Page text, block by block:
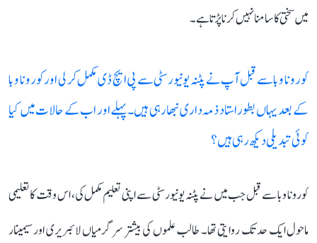
میں سختی کا سامنا نہیں کرنا پڑتا ہے۔
کورونا وبا سے قبل آپ نے پٹنہ یونیورسٹی سے پی ایچ ڈی مکمل کر لی اور کورونا وبا
کے بعد یہاں بطور استاد ذمہ داری نبھا رہی ہیں۔ پہلے اور اب کے حالات میں کیا
کوئی تبدیلی دیکھ رہی ہیں؟
کورونا وبا سے قبل جب میں نے پٹنہ یونیورسٹی سے اپنی تعلیم مکمل کی، اس وقت کا تعلیمی
ماحول ایک حد تک روایتی تھا۔ طالب علموں کی بیشتر سرگرمیاں لائبریری اور سیمینار